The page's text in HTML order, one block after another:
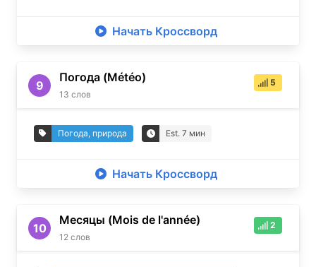
Начать Кроссворд
9
Погода (Météo)
13 слов
5
Погода, природа Est. 7 мин
Начать Кроссворд
10
Месяцы (Mois de l'année)
12 слов
2